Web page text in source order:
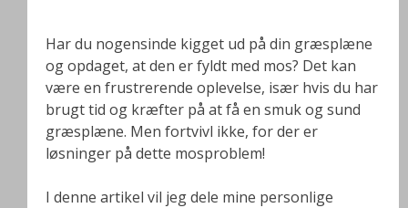
Har du nogensinde kigget ud på din græsplæne
og opdaget, at den er fyldt med mos? Det kan
være en frustrerende oplevelse, især hvis du har
brugt tid og kræfter på at få en smuk og sund
græsplæne. Men fortvivl ikke, for der er
løsninger på dette mosproblem!
I denne artikel vil jeg dele mine personlige